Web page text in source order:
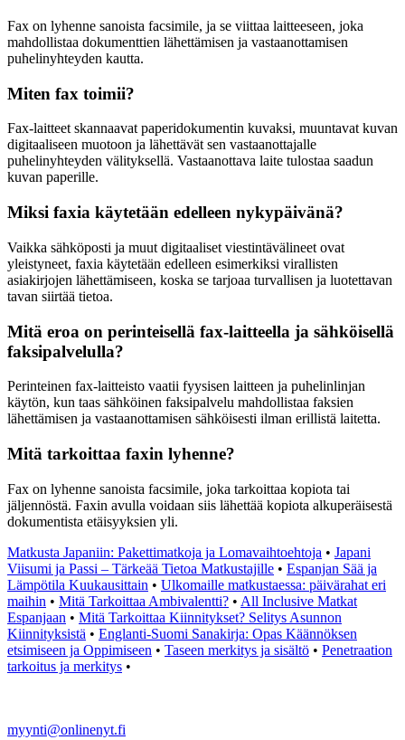
Fax on lyhenne sanoista facsimile, ja se viittaa laitteeseen, joka
mahdollistaa dokumenttien lähettämisen ja vastaanottamisen
puhelinyhteyden kautta.
Miten fax toimii?
Fax-laitteet skannaavat paperidokumentin kuvaksi, muuntavat kuvan
digitaaliseen muotoon ja lähettävät sen vastaanottajalle
puhelinyhteyden välityksellä. Vastaanottava laite tulostaa saadun
kuvan paperille.
Miksi faxia käytetään edelleen nykypäivänä?
Vaikka sähköposti ja muut digitaaliset viestintävälineet ovat
yleistyneet, faxia käytetään edelleen esimerkiksi virallisten
asiakirjojen lähettämiseen, koska se tarjoaa turvallisen ja luotettavan
tavan siirtää tietoa.
Mitä eroa on perinteisellä fax-laitteella ja sähköisellä
faksipalvelulla?
Perinteinen fax-laitteisto vaatii fyysisen laitteen ja puhelinlinjan
käytön, kun taas sähköinen faksipalvelu mahdollistaa faksien
lähettämisen ja vastaanottamisen sähköisesti ilman erillistä laitetta.
Mitä tarkoittaa faxin lyhenne?
Fax on lyhenne sanoista facsimile, joka tarkoittaa kopiota tai
jäljennöstä. Faxin avulla voidaan siis lähettää kopiota alkuperäisestä
dokumentista etäisyyksien yli.
Matkusta Japaniin: Pakettimatkoja ja Lomavaihtoehtoja • Japani
Viisumi ja Passi – Tärkeää Tietoa Matkustajille • Espanjan Sää ja
Lämpötila Kuukausittain • Ulkomaille matkustaessa: päivärahat eri
maihin • Mitä Tarkoittaa Ambivalentti? • All Inclusive Matkat
Espanjaan • Mitä Tarkoittaa Kiinnitykset? Selitys Asunnon
Kiinnityksistä • Englanti-Suomi Sanakirja: Opas Käännöksen
etsimiseen ja Oppimiseen • Taseen merkitys ja sisältö • Penetraation
tarkoitus ja merkitys •
myynti@onlinenyt.fi